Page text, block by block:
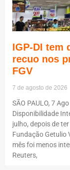
IGP-DI tem
recuo nos
FGV
7 de agosto de 2026
SÃO PAULO, 7
Disponibilidade
julho, depois de
Fundação Getulio
mês foi menos
Reuters,